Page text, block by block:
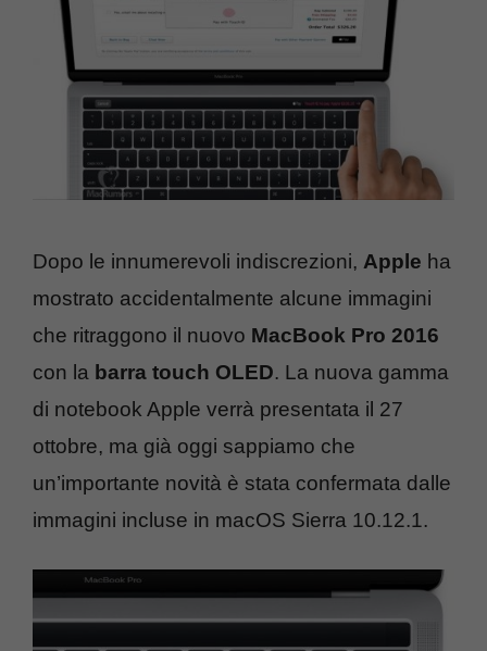
Dopo le innumerevoli indiscrezioni, Apple ha
mostrato accidentalmente alcune immagini
che ritraggono il nuovo MacBook Pro 2016
con la barra touch OLED. La nuova gamma
di notebook Apple verrà presentata il 27
ottobre, ma già oggi sappiamo che
un’importante novità è stata confermata dalle
immagini incluse in macOS Sierra 10.12.1.